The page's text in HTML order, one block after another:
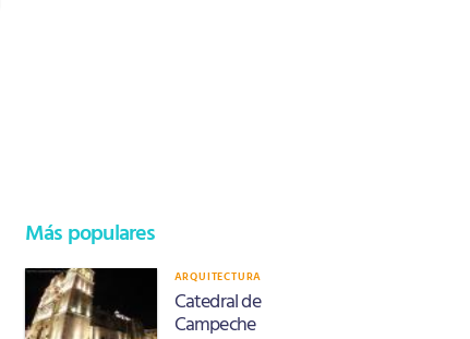
Más populares
ARQUITECTURA
Catedral de
Campeche